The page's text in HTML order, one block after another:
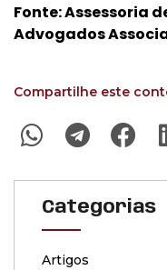
Fonte: Assessoria
Advogados
Compartilhe este
Categorias
Artigos